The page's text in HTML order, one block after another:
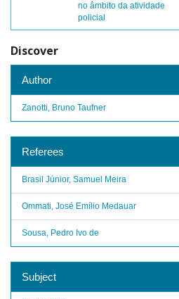
no âmbito da atividade
policial
Discover
Author
Zanotti, Bruno Taufner
Referees
Brasil Júnior, Samuel Meira
Ommati, José Emílio Medauar
Sousa, Pedro Ivo de
Subject